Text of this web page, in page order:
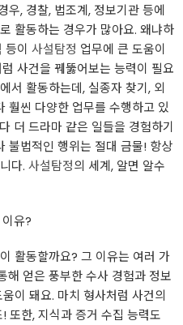
우, 경찰‍, 법조계, 정보기관 등에
활동하는 경우가 많아요. 왜냐하
등이 사설탐정 업무에 큰 도움이
사건을 꿰뚫어보는 능력이 필요
서 활동하는데, 실종자 찾기, 외
훨씬 다양한 업무를 수행하고 있
더 드라마 같은 일들을 경험하기
불법적인 행위는 절대 금물! 항상
다. 사설탐정의 세계, 알면 알수
유?
활동할까요? 그 이유는 여러 가
해 얻은 풍부한 수사 경험과 정보
이 돼요. 마치 형사처럼 사건의
또한, 지식과 증거 수집 능력도